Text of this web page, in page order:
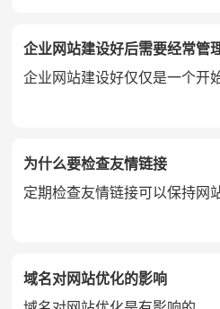
企业网站建设好后需要经常管
企业网站建设好仅仅是一个开
为什么要检查友情链接
定期检查友情链接可以保持网
域名对网站优化的影响